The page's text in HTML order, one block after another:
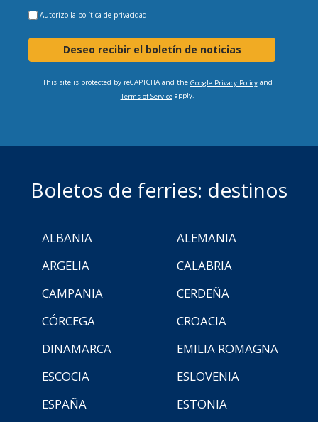
Autorizo la política de privacidad
Deseo recibir el boletín de noticias
This site is protected by reCAPTCHA and the Google Privacy Policyand
Terms of Serviceapply.
Boletos de ferries: destinos
ALBANIA
ALEMANIA
ARGELIA
CALABRIA
CAMPANIA
CERDEÑA
CÓRCEGA
CROACIA
DINAMARCA
EMILIA ROMAGNA
ESCOCIA
ESLOVENIA
ESPAÑA
ESTONIA